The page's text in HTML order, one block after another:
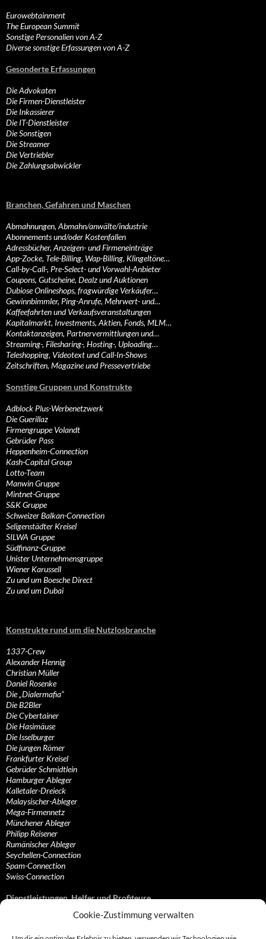
Cookie-Zustimmung verwalten
Eurowebtainment
The European Summit
Sonstige Personalien von A-Z
Diverse sonstige Erfassungen von A-Z
Gesonderte Erfassungen
Die Advokaten
Die Firmen-Dienstleister
Die Inkassierer
Die IT-Dienstleister
Die Sonstigen
Die Streamer
Die Vertriebler
Die Zahlungsabwickler
Branchen, Gefahren und Maschen
Abmahnungen, Abmahn/anwälte/industrie
Abonnements und/oder Kostenfallen
Adressbücher, Anzeigen- und Firmeneinträge
App-Zocke, Tele-Billing, Wap-Billing, Klingeltöne…
Call-by-Call-, Pre-Select- und Vorwahl-Anbieter
Coupons, Gutscheine, Dealz und Auktionen
Dubiose Onlineshops, fragwürdige Verkäufer…
Gewinnbimmler, Ping-Anrufe, Mehrwert- und…
Kaffeefahrten und Verkaufsveranstaltungen
Kapitalmarkt, Investments, Aktien, Fonds, MLM…
Kontaktanzeigen, Partnervermittlungen und…
Streaming-, Filesharing-, Hosting-, Uploading…
Teleshopping, Videotext und Call-In-Shows
Zeitschriften, Magazine und Pressevertriebe
Sonstige Gruppen und Konstrukte
Adblock Plus-Werbenetzwerk
Die Guerillaz
Firmengruppe Volandt
Gebrüder Pass
Heppenheim-Connection
Kash-Capital Group
Lotto-Team
Manwin Gruppe
Mintnet-Gruppe
S&K Gruppe
Schweizer Balkan-Connection
Seligenstädter Kreisel
SILWA Gruppe
Südfinanz-Gruppe
Unister Unternehmensgruppe
Wiener Karussell
Zu und um Boesche Direct
Zu und um Dubai
Konstrukte rund um die Nutzlosbranche
1337-Crew
Alexander Hennig
Christian Müller
Daniel Rosenke
Die „Dialermafia“
Die B2Bler
Die Cybertainer
Die Hasimäuse
Die Isselburger
Die jungen Römer
Frankfurter Kreisel
Gebrüder Schmidtlein
Hamburger Ableger
Kalletaler-Dreieck
Malaysischer-Ableger
Mega-Firmennetz
Münchener Ableger
Philipp Reisener
Rumänischer Ableger
Seychellen-Connection
Spam-Connection
Swiss-Connection
Dienstleistungen, Helfer und Profiteure
Anonymisierungsdienste, VPN- und Web-Proxy…